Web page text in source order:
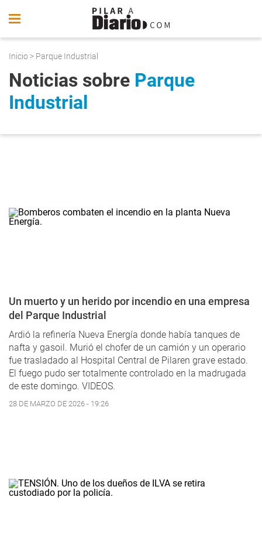
Inicio > Parque Industrial
Noticias sobre Parque
Industrial
Un muerto y un herido por incendio en una empresa
del Parque Industrial
Ardió la refinería Nueva Energía donde había tanques de
nafta y gasoil. Murió el chofer de un camión y un operario
fue trasladado al Hospital Central de Pilaren grave estado.
El fuego pudo ser totalmente controlado en la madrugada
de este domingo. VIDEOS.
28 DE MARZO DE 2026 - 19:26